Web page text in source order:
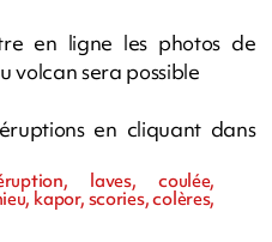
en ligne les photos de
volcan sera possible
en cliquant dans
laves, coulée,
kapor, scories, colères,